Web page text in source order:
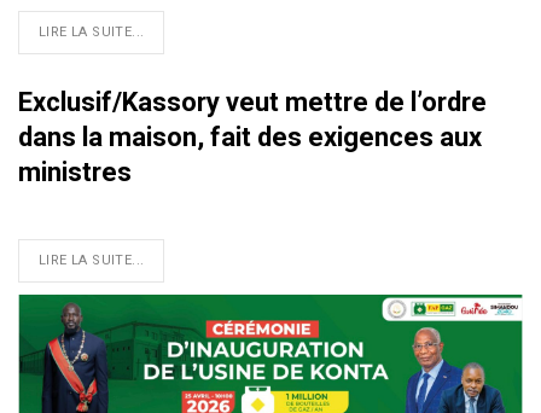
LIRE LA SUITE...
Exclusif/Kassory veut mettre de l’ordre
dans la maison, fait des exigences aux
ministres
LIRE LA SUITE...